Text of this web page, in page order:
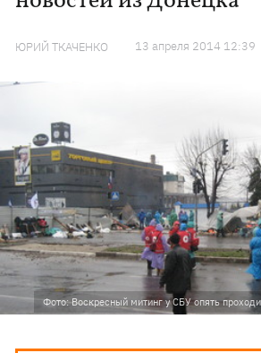
ЮРИЙ ТКАЧЕНКО 13 апреля 2014 12:39
Фото: Воскресный митинг у СБУ опять